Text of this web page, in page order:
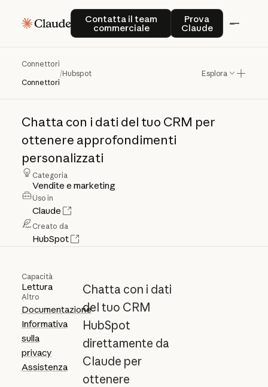
Contatta il team
commerciale
Contatta il team commerciale
Prova
Claude
Prova Claude
Connettori
Connettori
/Hubspot Esplora
Hubspot
Chatta con i dati del tuo CRM per
ottenere approfondimenti
personalizzati
Categoria
Vendite e marketing
Uso in
Claude
Creato da
HubSpot
Capacità
Lettura
Altro
Documentazione
Informativa
sulla
privacy
Assistenza
Chatta con i dati
del tuo CRM
HubSpot
direttamente da
Claude per
ottenere